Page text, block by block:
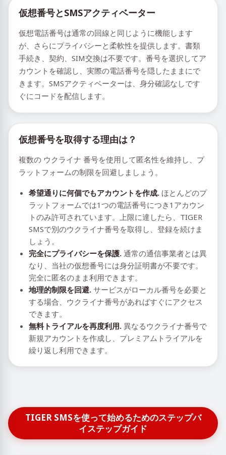
仮想番号とSMSアクティベーター
仮想電話番号は通常の回線と同じように機能します
が、さらにプライバシーと柔軟性を提供します。書類
手続き、契約、SIM交換は不要です。番号を選択してア
カウントを確認し、実際の電話番号を隠したままにで
きます。SMSアクティベーターは、身分確認なしです
ぐにコードを配信します。
仮想番号を取得する理由は？
複数の ウクライナ 番号を使用して匿名性を維持し、プ
ラットフォームの制限を回避しましょう。
希望通りに何個でもアカウントを作成. ほとんどのプ
ラットフォームでは1つの電話番号につき1アカウン
トのみ許可されています。上限に達したら、TIGER
SMSで別のウクライナ番号を取得し、登録を続けま
しょう。
完全にプライバシーを保護. 通常の通信事業者とは異
なり、当社の仮想番号には身分証明書が不要です。
完全に匿名のまま利用できます。
地理的制限を回避. サービスがローカル番号を必要と
する場合、ウクライナ番号があればすぐにアクセス
できます。
無料トライアルを再度利用. 異なるウクライナ番号で
新規アカウントを作成し、プレミアムトライアルを
繰り返し利用できます。
TIGER SMSを使って始めるためのステップバ
イステップガイド